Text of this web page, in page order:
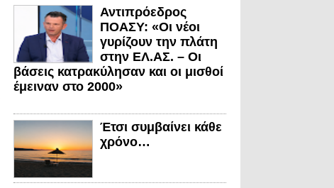
Αντιπρόεδρος
ΠΟΑΣΥ: «Οι νέοι
γυρίζουν την πλάτη
στην ΕΛ.ΑΣ. – Οι
βάσεις κατρακύλησαν και οι μισθοί
έμειναν στο 2000»
Έτσι συμβαίνει κάθε
χρόνο…